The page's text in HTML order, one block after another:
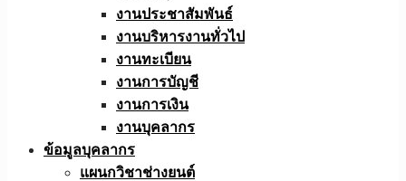
งานประชาสัมพันธ์
งานบริหารงานทั่วไป
งานทะเบียน
งานการบัญชี
งานการเงิน
งานบุคลากร
ข้อมูลบุคลากร
แผนกวิชาช่างยนต์